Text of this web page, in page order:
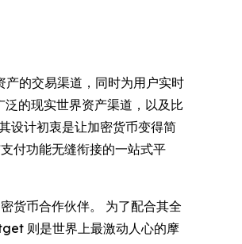
产的交易渠道，同时为用户实时
的现实世界资产渠道，以及比
设计初衷是让加密货币变得简
付功能无缝衔接的一站式平
货币合作伙伴。 为了配合其全
则是世界上最激动人心的摩